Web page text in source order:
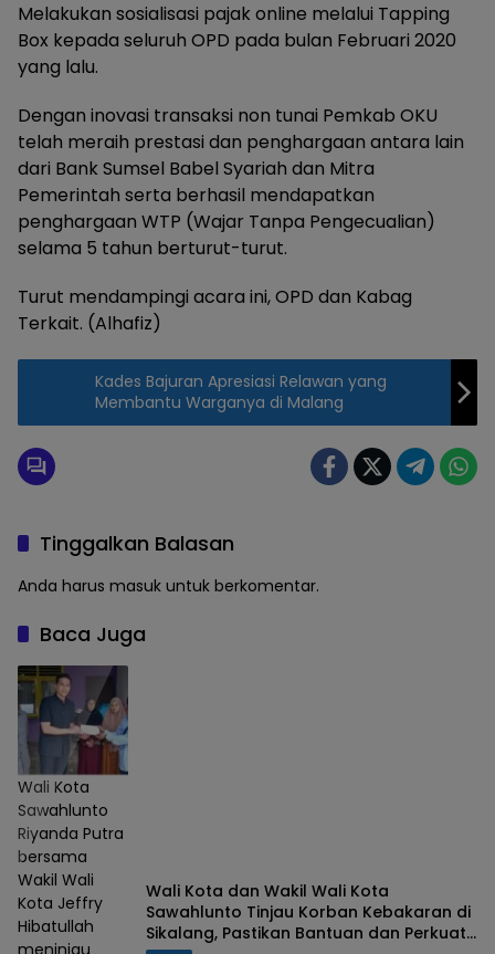
Melakukan sosialisasi pajak online melalui Tapping
Box kepada seluruh OPD pada bulan Februari 2020
yang lalu.
Dengan inovasi transaksi non tunai Pemkab OKU
telah meraih prestasi dan penghargaan antara lain
dari Bank Sumsel Babel Syariah dan Mitra
Pemerintah serta berhasil mendapatkan
penghargaan WTP (Wajar Tanpa Pengecualian)
selama 5 tahun berturut-turut.
Turut mendampingi acara ini, OPD dan Kabag
Terkait. (Alhafiz)
Kades Bajuran Apresiasi Relawan yang
Membantu Warganya di Malang
Tinggalkan Balasan
Anda harus masuk untuk berkomentar.
Baca Juga
Wali Kota
Sawahlunto
Riyanda Putra
bersama
Wakil Wali
Kota Jeffry
Hibatullah
meninjau
Wali Kota dan Wakil Wali Kota
Sawahlunto Tinjau Korban Kebakaran di
Sikalang, Pastikan Bantuan dan Perkuat